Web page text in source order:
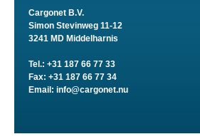
Cargonet B.V.
Simon Stevinweg 11-12
3241 MD Middelharnis
Tel.: +31 187 66 77 33
Fax: +31 187 66 77 34
Email: info@cargonet.nu